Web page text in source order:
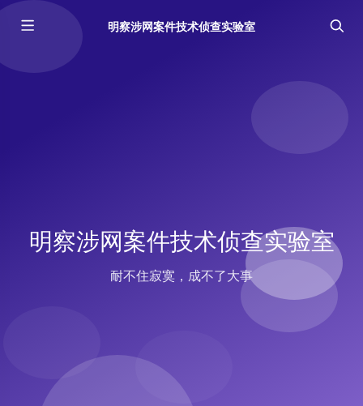
明察涉网案件技术侦查实验室
明察涉网案件技术侦查实验室
耐不住寂寞，成不了大事